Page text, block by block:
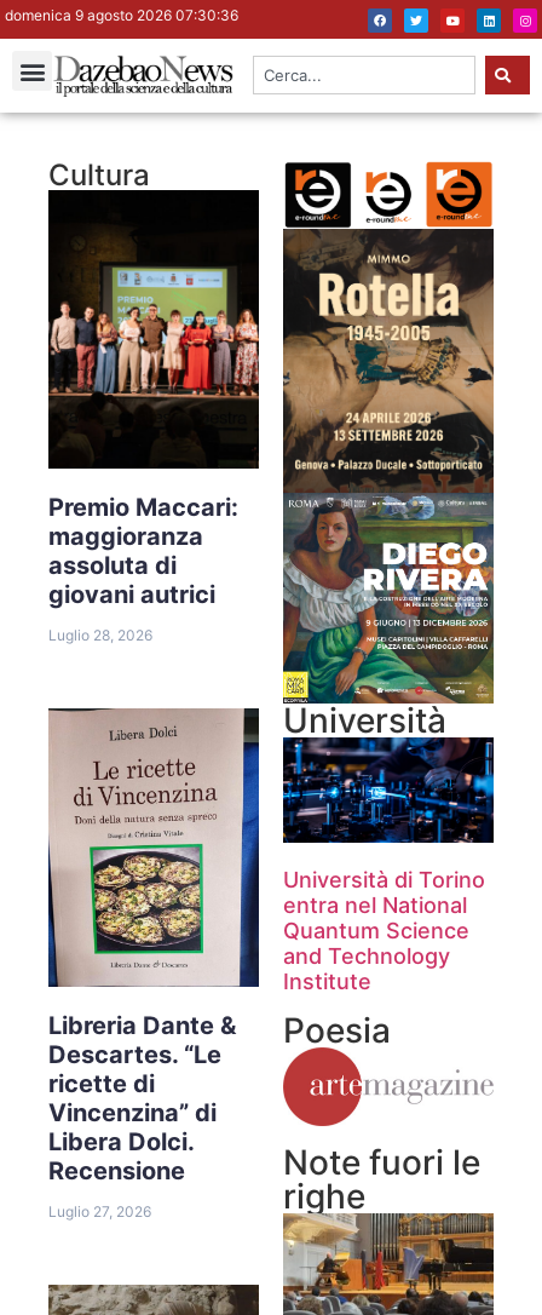
domenica 9 agosto 2026 07:30:37
Cultura
Premio Maccari:
maggioranza
assoluta di
giovani autrici
Luglio 28, 2026
Libreria Dante &
Descartes. “Le
ricette di
Vincenzina” di
Libera Dolci.
Recensione
Luglio 27, 2026
Università
Università di Torino
entra nel National
Quantum Science
and Technology
Institute
Poesia
Note fuori le
righe